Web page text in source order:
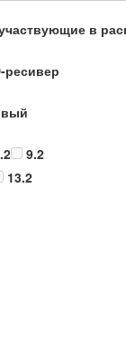
в
ресивер
9.2
13.2